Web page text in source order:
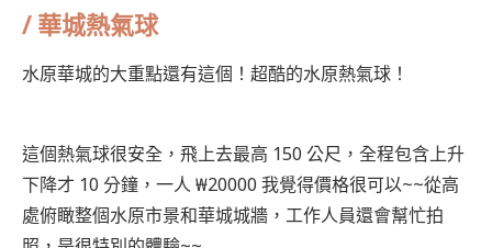
/ 華城熱氣球
水原華城的大重點還有這個！超酷的水原熱氣球！
這個熱氣球很安全，飛上去最高 150 公尺，全程包含上升
下降才 10 分鐘，一人 ₩20000 我覺得價格很可以~~從高
處俯瞰整個水原市景和華城城牆，工作人員還會幫忙拍